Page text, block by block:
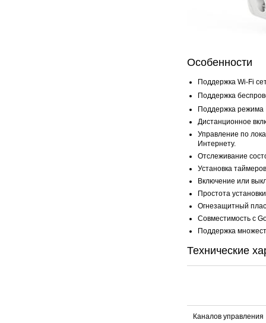
Особенности
Поддержка Wi-Fi
Поддержка
Поддержка режима
Дистанционное
Управление по
Интернету.
Отслеживание
Установка
Включение или
Простота
Огнезащитный
Совместимость с
Поддержка
Технические
Каналов управления